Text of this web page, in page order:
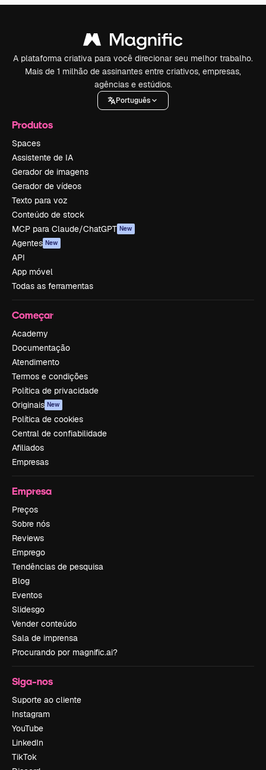
A plataforma criativa para você direcionar seu melhor trabalho.
Mais de 1 milhão de assinantes entre criativos, empresas,
agências e estúdios.
Português
Produtos
Spaces
Assistente de IA
Gerador de imagens
Gerador de vídeos
Texto para voz
Conteúdo de stock
MCP para Claude/ChatGPT New
Agentes New
API
App móvel
Todas as ferramentas
Começar
Academy
Documentação
Atendimento
Termos e condições
Política de privacidade
Originais New
Política de cookies
Central de confiabilidade
Afiliados
Empresas
Empresa
Preços
Sobre nós
Reviews
Emprego
Tendências de pesquisa
Blog
Eventos
Slidesgo
Vender conteúdo
Sala de imprensa
Procurando por magnific.ai?
Siga-nos
Suporte ao cliente
Instagram
YouTube
LinkedIn
TikTok